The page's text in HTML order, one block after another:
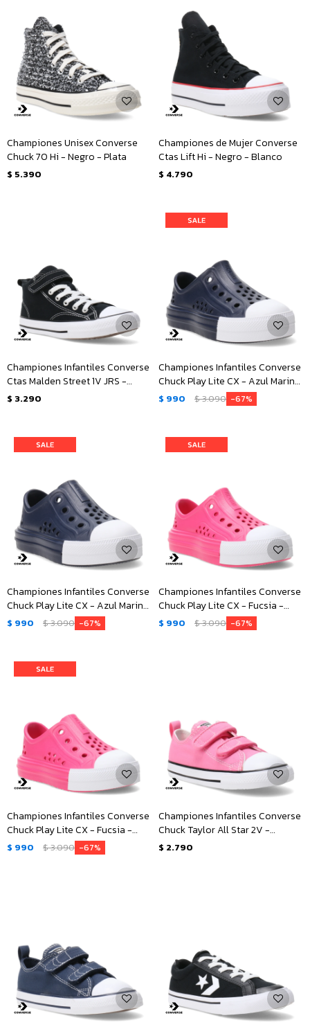
Championes Unisex Converse
Chuck 70 Hi - Negro - Plata
$ 5.390
Championes de Mujer Converse
Ctas Lift Hi - Negro - Blanco
$ 4.790
Championes Infantiles Converse
Ctas Malden Street 1V JRS -
Negro - Blanco
$ 3.290
Championes Infantiles Converse
Chuck Play Lite CX - Azul Marino
- Blanco
$ 990 $3.090 67
Championes Infantiles Converse
Chuck Play Lite CX - Azul Marino
- Blanco
$ 990 $3.090 67
Championes Infantiles Converse
Chuck Play Lite CX - Fucsia -
Blanco
$ 990 $3.090 67
Championes Infantiles Converse
Chuck Play Lite CX - Fucsia -
Blanco
$ 990 $3.090 67
Championes Infantiles Converse
Chuck Taylor All Star 2V -
Rosado - Blanco
$ 2.790